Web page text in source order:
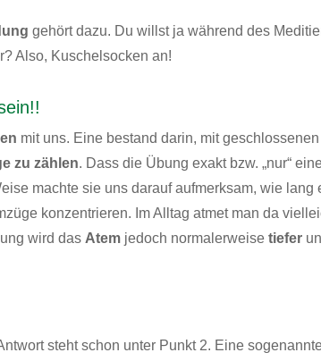
gehört dazu. Du willst ja während des
Also, Kuschelsocken an!
mit uns. Eine bestand darin, mit
zu zählen. Dass die Übung exakt bzw. „nur“
machte sie uns darauf aufmerksam, wie lang
konzentrieren. Im Alltag atmet man da
wird das Atem jedoch normalerweisetiefer
steht schon unter Punkt 2. Eine